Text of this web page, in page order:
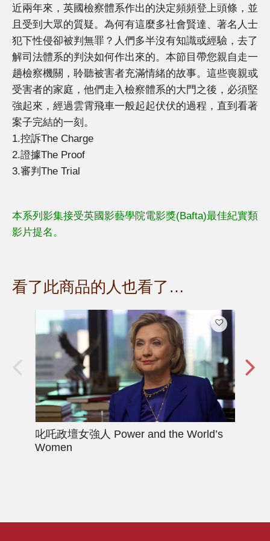
近兩年來，英國檢察體系作出的決定頻頻登上頭條，並
且受到大眾的質疑。為何有這麼多社會賢達、著名人士
犯下性侵卻被判無罪？人們多半沒有知識或經驗，去了
解司法體系的判決如何作出來的。本節目帶您親自走一
趟檢察機關，聆聽被害者充滿情緒的故事。這些喪親或
受害者的家庭，他們走入檢察體系的大門之後，必須堅
強起來，經過雲霄飛車一般起起伏伏的過程，直到看著
案子完結的一刻。
1.控訴The Charge
2.證據The Proof
3.審判The Trial
本系列影集接受英國影藝學院電影獎(Bafta)最佳紀實類
影片提名。
看了此商品的人也看了…
叱吒政壇女強人 Power and the World’s
Women